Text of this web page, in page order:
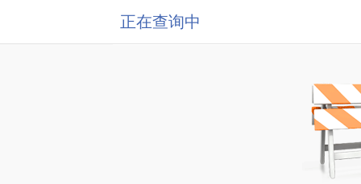
正在查询中